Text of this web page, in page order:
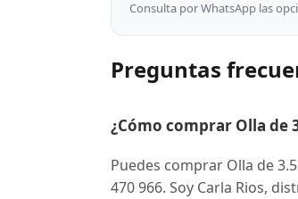
Consulta por WhatsApp las
Preguntas
¿Cómo comprar Olla de
Puedes comprar Olla de
470 966. Soy Carla Rios,